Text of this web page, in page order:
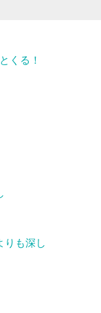
くる！
りも深し